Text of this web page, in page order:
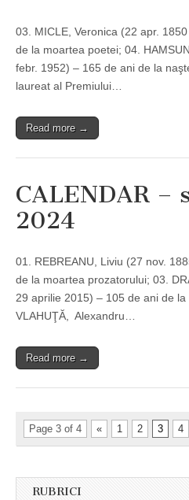
03. MICLE, Veronica (22 apr.
de la moartea poetei; 04.
febr. 1952) – 165 de ani de la
laureat al Premiului…
Read more →
CALENDAR –
2024
01. REBREANU, Liviu (27 nov.
de la moartea prozatorului; 03.
29 aprilie 2015) – 105 de ani de
VLAHUŢĂ, Alexandru…
Read more →
Page 3 of 4 « 1 2 3 4
RUBRICI